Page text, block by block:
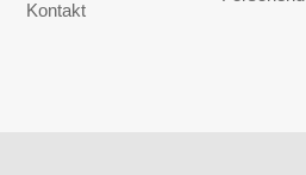
Kontakt